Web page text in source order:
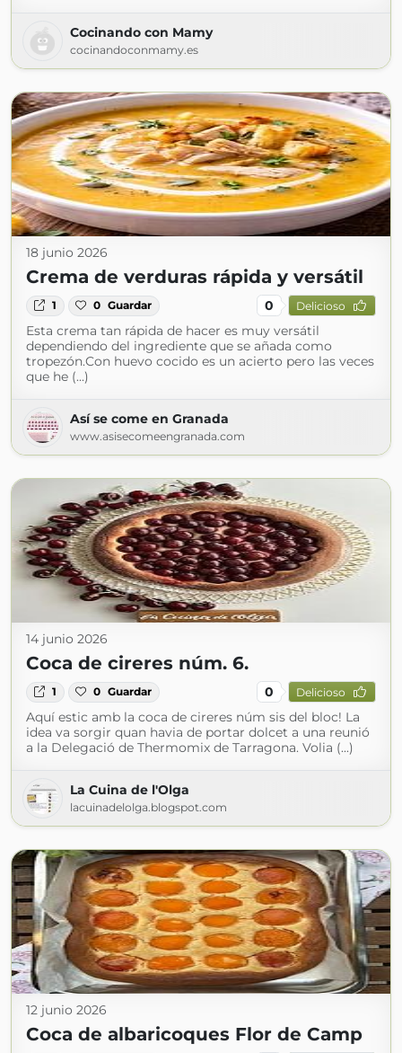
Cocinando con Mamy
cocinandoconmamy.es
18 junio 2026
Crema de verduras rápida y versátil
1 0 Guardar 0 Delicioso
Esta crema tan rápida de hacer es muy versátil
dependiendo del ingrediente que se añada como
tropezón.Con huevo cocido es un acierto pero las veces
que he (...)
Así se come en Granada
www.asisecomeengranada.com
14 junio 2026
Coca de cireres núm. 6.
1 0 Guardar 0 Delicioso
Aquí estic amb la coca de cireres núm sis del bloc! La
idea va sorgir quan havia de portar dolcet a una reunió
a la Delegació de Thermomix de Tarragona. Volia (...)
La Cuina de l'Olga
lacuinadelolga.blogspot.com
12 junio 2026
Coca de albaricoques Flor de Camp